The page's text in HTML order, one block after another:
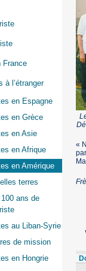
«
France
à l’étranger
en Espagne
en Grèce
en Asie
en Afrique
en Amérique
terres
ans de
au Liban-Syrie
de mission
en Hongrie